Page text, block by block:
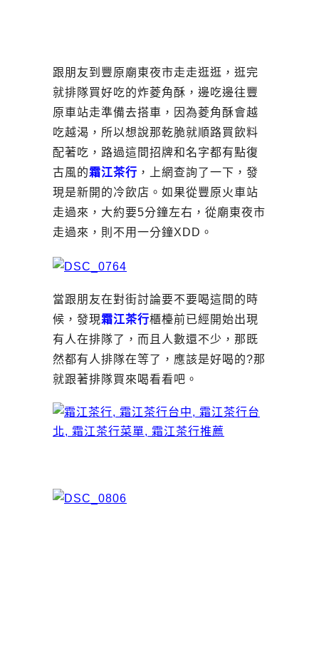
跟朋友到豐原廟東夜市走走逛逛，逛完
就排隊買好吃的炸菱角酥，邊吃邊往豐
原車站走準備去搭車，因為菱角酥會越
吃越渴，所以想說那乾脆就順路買飲料
配著吃，路過這間招牌和名字都有點復
古風的霜江茶行 ，上網查詢了一下，發
現是新開的冷飲店。如果從豐原火車站
走過來，大約要5分鐘左右，從廟東夜市
走過來，則不用一分鐘XDD。
當跟朋友在對街討論要不要喝這間的時
候，發現霜江茶行櫃檯前已經開始出現
有人在排隊了，而且人數還不少，那既
然都有人排隊在等了，應該是好喝的?那
就跟著排隊買來喝看看吧。